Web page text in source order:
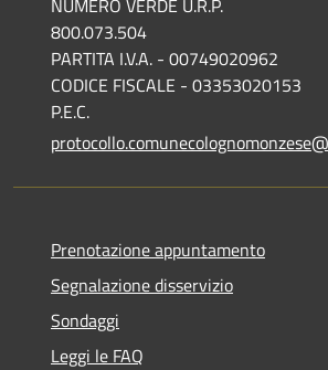
800.073.504
PARTITA I.V.A. - 00749020962
CODICE FISCALE - 03353020153
P.E.C.
Prenotazione appuntamento
Segnalazione disservizio
Sondaggi
Leggi le FAQ